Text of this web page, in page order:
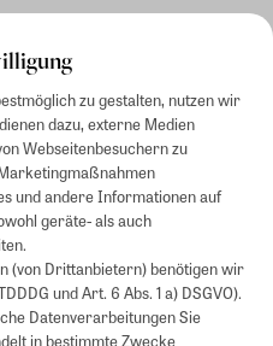
zu gestalten, nutzen wir
dazu, externe Medien
Webseitenbesuchern zu
und andere Informationen auf
geräte- als auch
(von Drittanbietern) benötigen wir
und Art. 6 Abs. 1 a) DSGVO).
Datenverarbeitungen Sie
in bestimmte Zwecke